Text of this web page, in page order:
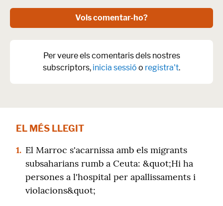
Vols comentar-ho?
Per veure els comentaris dels nostres
subscriptors, inicia sessió o registra't.
EL MÉS LLEGIT
1. El Marroc s'acarnissa amb els migrants
subsaharians rumb a Ceuta: &quot;Hi ha
persones a l'hospital per apallissaments i
violacions&quot;